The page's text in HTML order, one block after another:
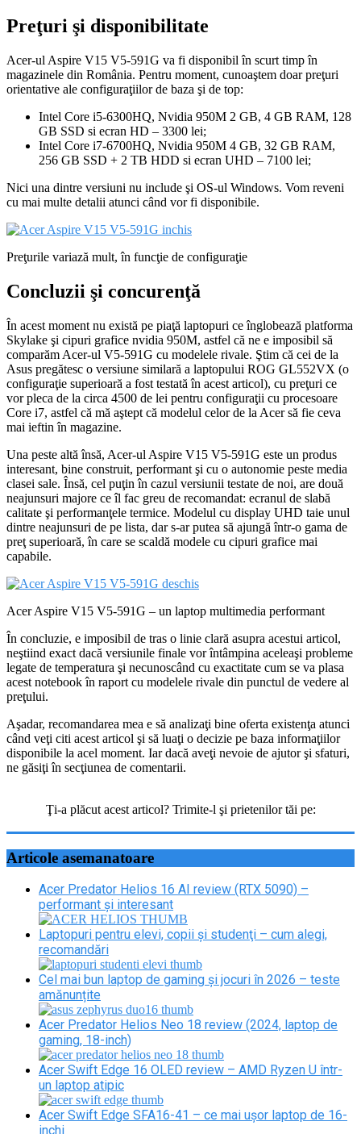
Preţuri şi disponibilitate
Acer-ul Aspire V15 V5-591G va fi disponibil în scurt timp în
magazinele din România. Pentru moment, cunoaştem doar preţuri
orientative ale configuraţiilor de baza şi de top:
Intel Core i5-6300HQ, Nvidia 950M 2 GB, 4 GB RAM, 128
GB SSD si ecran HD – 3300 lei;
Intel Core i7-6700HQ, Nvidia 950M 4 GB, 32 GB RAM,
256 GB SSD + 2 TB HDD si ecran UHD – 7100 lei;
Nici una dintre versiuni nu include şi OS-ul Windows. Vom reveni
cu mai multe detalii atunci când vor fi disponibile.
Preţurile variază mult, în funcţie de configuraţie
Concluzii şi concurenţă
În acest moment nu există pe piaţă laptopuri ce înglobează platforma
Skylake şi cipuri grafice nvidia 950M, astfel că ne e imposibil să
comparăm Acer-ul V5-591G cu modelele rivale. Ştim că cei de la
Asus pregătesc o versiune similară a laptopului ROG GL552VX (o
configuraţie superioară a fost testată în acest articol), cu preţuri ce
vor pleca de la circa 4500 de lei pentru configuraţii cu procesoare
Core i7, astfel că mă aştept că modelul celor de la Acer să fie ceva
mai ieftin în magazine.
Una peste altă însă, Acer-ul Aspire V15 V5-591G este un produs
interesant, bine construit, performant şi cu o autonomie peste media
clasei sale. Însă, cel puţin în cazul versiunii testate de noi, are două
neajunsuri majore ce îl fac greu de recomandat: ecranul de slabă
calitate şi performanţele termice. Modelul cu display UHD taie unul
dintre neajunsuri de pe lista, dar s-ar putea să ajungă într-o gama de
preţ superioară, în care se scaldă modele cu cipuri grafice mai
capabile.
Acer Aspire V15 V5-591G – un laptop multimedia performant
În concluzie, e imposibil de tras o linie clară asupra acestui articol,
neştiind exact dacă versiunile finale vor întâmpina aceleaşi probleme
legate de temperatura şi necunoscând cu exactitate cum se va plasa
acest notebook în raport cu modelele rivale din punctul de vedere al
preţului.
Aşadar, recomandarea mea e să analizaţi bine oferta existenţa atunci
când veţi citi acest articol şi să luaţi o decizie pe baza informaţiilor
disponibile la acel moment. Iar dacă aveţi nevoie de ajutor şi sfaturi,
ne găsiţi în secţiunea de comentarii.
Ţi-a plăcut acest articol? Trimite-l şi prietenilor tăi pe:
Articole asemanatoare
Acer Predator Helios 16 AI review (RTX 5090) –
performant și interesant
Laptopuri pentru elevi, copii şi studenţi – cum alegi,
recomandări
Cel mai bun laptop de gaming și jocuri în 2026 – teste
amănunțite
Acer Predator Helios Neo 18 review (2024, laptop de
gaming, 18-inch)
Acer Swift Edge 16 OLED review – AMD Ryzen U într-
un laptop atipic
Acer Swift Edge SFA16-41 – ce mai ușor laptop de 16-
inchi